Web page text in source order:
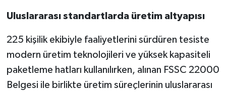
Uluslararası standartlarda üretim altyapısı
225 kişilik ekibiyle faaliyetlerini sürdüren tesiste
modern üretim teknolojileri ve yüksek kapasiteli
paketleme hatları kullanılırken, alınan FSSC 22000
Belgesi ile birlikte üretim süreçlerinin uluslararası